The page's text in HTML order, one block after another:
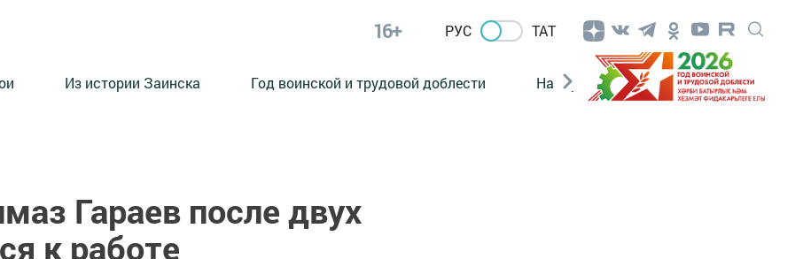
16+ РУС ТАТ
Из истории Заинска Год воинской и трудовой доблести Нацпроекты Поколение будущего
Гараев после двух
к работе